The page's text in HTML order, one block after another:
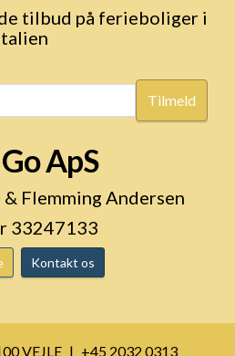
tilbud på ferieboliger i
ApS
Flemming Andersen
33247133
Kontakt os
VEJLE +45 2032 0313